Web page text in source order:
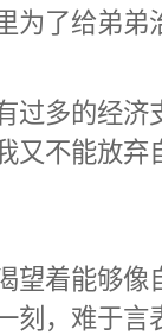
为了给弟
过多的经
又不能放弃
望着能够
刻，难于